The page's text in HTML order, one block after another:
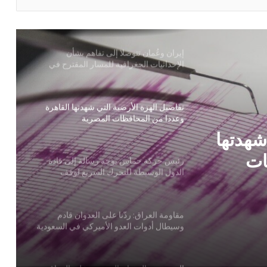
الإحداثيات الجغرافية للمسار المقترح في
تفاصيل الهزة الأرضية التي شهدتها القاهرة
وعددا من المحافظات المصرية
رئيس حركة حماس يوجه رسالة إلى قادة
الدول الوسيطة للتحرك السريع لوقف
انتهاكات الاحتلال وإنجاح جهود الانتقال
للمرحلة التالية
مقاومة العراق: ردّنا على العدوان قادم
وسيطال أدوات العدو الأميركي في السعودية
اليمن تدين العدوان السعودي على العراق
عراقتشي يبحث مع نظيريه العُماني